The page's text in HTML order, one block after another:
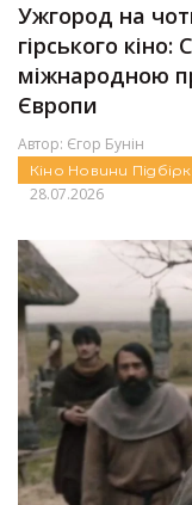
Ужгород на
гірського кіно:
міжнародною
Європи
Автор: Єгор Бунін
Кіно Новини
28.07.2026